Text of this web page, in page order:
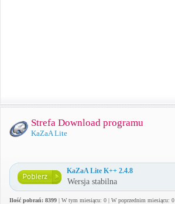
Strefa Download programu
KaZaA Lite
KaZaA Lite K++ 2.4.8
Wersja stabilna
Ilość pobrań: 8399 | W tym miesiącu: 0 | W poprzednim miesiącu: 0